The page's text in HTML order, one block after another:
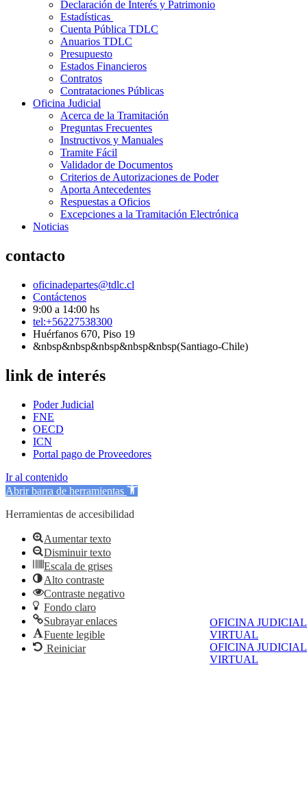
OFICINA JUDICIAL
VIRTUAL
OFICINA JUDICIAL
VIRTUAL
Declaración de Interés y Patrimonio
Estadísticas
Cuenta Pública TDLC
Anuarios TDLC
Presupuesto
Estados Financieros
Contratos
Contrataciones Públicas
Oficina Judicial
Acerca de la Tramitación
Preguntas Frecuentes
Instructivos y Manuales
Tramite Fácil
Validador de Documentos
Criterios de Autorizaciones de Poder
Aporta Antecedentes
Respuestas a Oficios
Excepciones a la Tramitación Electrónica
Noticias
contacto
oficinadepartes@tdlc.cl
Contáctenos
9:00 a 14:00 hs
tel:+56227538300
Huérfanos 670, Piso 19
&nbsp&nbsp&nbsp&nbsp&nbsp(Santiago-Chile)
link de interés
Poder Judicial
FNE
OECD
ICN
Portal pago de Proveedores
Ir al contenido
Abrir barra de herramientas
Herramientas de accesibilidad
Aumentar texto
Disminuir texto
Escala de grises
Alto contraste
Contraste negativo
Fondo claro
Subrayar enlaces
Fuente legible
Reiniciar